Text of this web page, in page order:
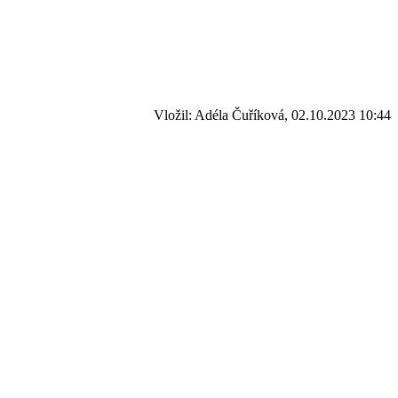
Vložil: Adéla Čuříková, 02.10.2023 10:44